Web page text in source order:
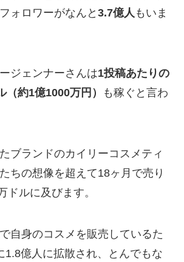
ォロワーがなんと 3.7億人 もいま
ジェンナーさんは1投稿あたりの
（約1億1000万円）
も稼ぐと言わ
ブランドのカイリーコスメティ
ちの想像を超えて18ヶ月で売り
ドルに及びます。
自身のコスメを販売しているた
1.8億人に拡散され、とんでもな